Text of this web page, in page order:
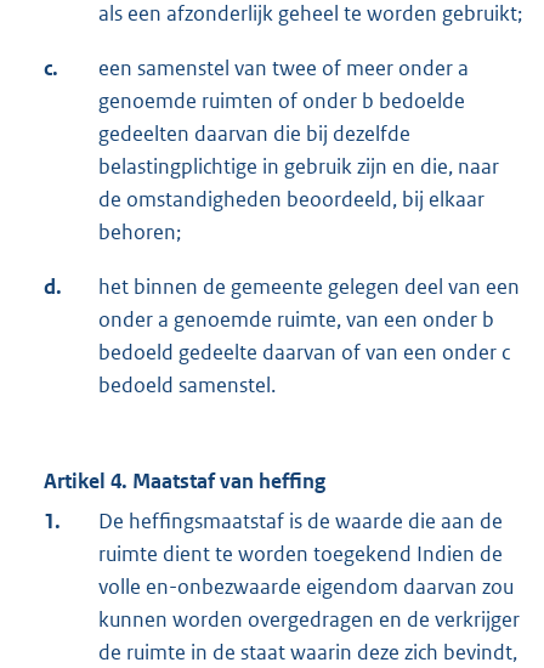
als een afzonderlijk geheel te worden gebruikt;
c.
een samenstel van twee of meer onder a
genoemde ruimten of onder b bedoelde
gedeelten daarvan die bij dezelfde
belastingplichtige in gebruik zijn en die, naar
de omstandigheden beoordeeld, bij elkaar
behoren;
d.
het binnen de gemeente gelegen deel van een
onder a genoemde ruimte, van een onder b
bedoeld gedeelte daarvan of van een onder c
bedoeld samenstel.
Artikel 4. Maatstaf van heffing
1.
De heffingsmaatstaf is de waarde die aan de
ruimte dient te worden toegekend Indien de
volle en-onbezwaarde eigendom daarvan zou
kunnen worden overgedragen en de verkrijger
de ruimte in de staat waarin deze zich bevindt,